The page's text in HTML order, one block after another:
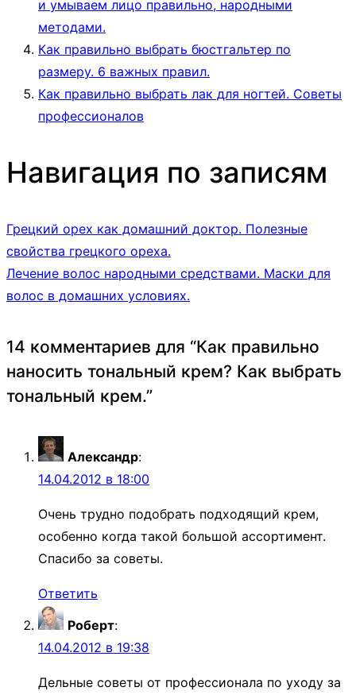
и умываем лицо правильно, народными
методами.
Как правильно выбрать бюстгальтер по
размеру. 6 важных правил.
Как правильно выбрать лак для ногтей. Советы
профессионалов
Навигация по записям
Грецкий орех как домашний доктор. Полезные
свойства грецкого ореха.
Лечение волос народными средствами. Маски для
волос в домашних условиях.
14 комментариев для “Как правильно
наносить тональный крем? Как выбрать
тональный крем.”
Александр:
14.04.2012 в 18:00
Очень трудно подобрать подходящий крем,
особенно когда такой большой ассортимент.
Спасибо за советы.
Ответить
Роберт:
14.04.2012 в 19:38
Дельные советы от профессионала по уходу за